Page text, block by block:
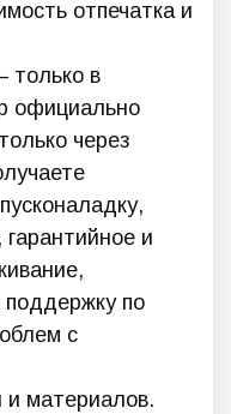
отпечатка и
только в
официально
через
и
поддержку по
с
и материалов.